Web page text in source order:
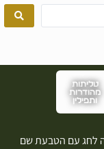
טליתות
מהודרות
ותפילין
לחג עם הטבעת שם